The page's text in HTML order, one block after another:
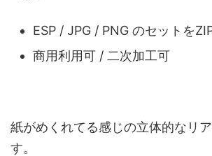
ESP / JPG / PNG のセットを
商用利用可 / 二次加工可
紙がめくれてる感じの立体的なリ
す。